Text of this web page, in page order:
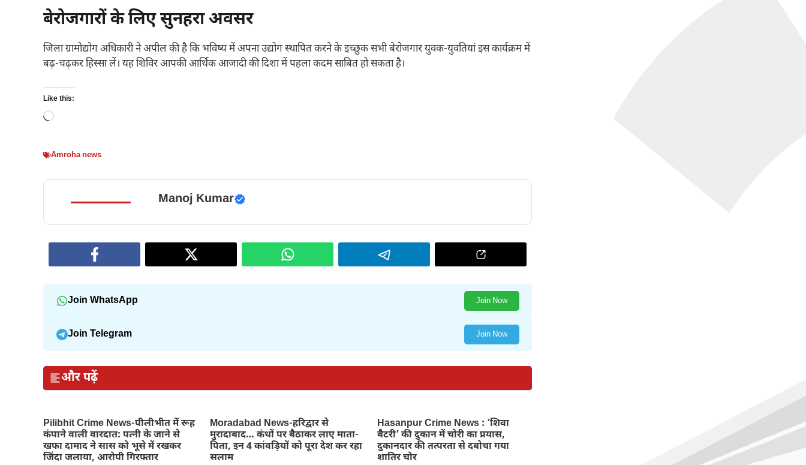
बेरोजगारों के लिए सुनहरा अवसर
जिला ग्रामोद्योग अधिकारी ने अपील की है कि भविष्य में अपना उद्योग स्थापित करने के इच्छुक सभी बेरोजगार युवक-युवतियां इस कार्यक्रम में
बढ़-चढ़कर हिस्सा लें। यह शिविर आपकी आर्थिक आजादी की दिशा में पहला कदम साबित हो सकता है।
Like this:
Loading…
Amroha news
Manoj Kumar
Join WhatsApp Join Now
Join Telegram Join Now
और पढ़ें
Pilibhit Crime News-पीलीभीत में रूह
कंपाने वाली वारदात: पत्नी के जाने से
खफा दामाद ने सास को भूसे में रखकर
जिंदा जलाया, आरोपी गिरफ्तार
Moradabad News-हरिद्वार से
मुरादाबाद… कंधों पर बैठाकर लाए माता-
पिता, इन 4 कांवड़ियों को पूरा देश कर रहा
सलाम
Hasanpur Crime News : ‘शिवा
बैटरी’ की दुकान में चोरी का प्रयास,
दुकानदार की तत्परता से दबोचा गया
शातिर चोर